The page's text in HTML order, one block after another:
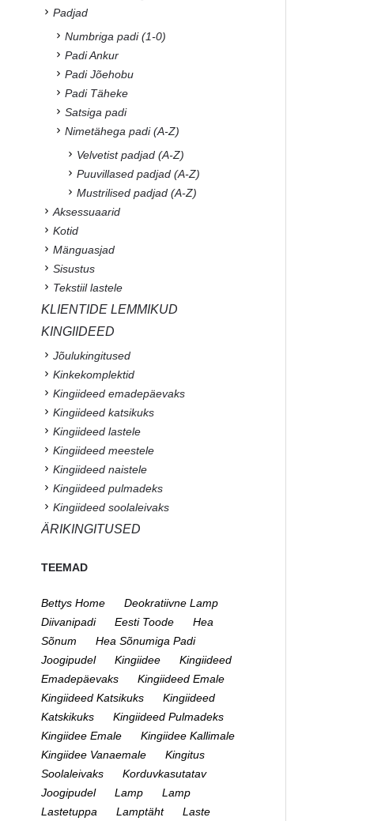
Padjad
Numbriga padi (1-0)
Padi Ankur
Padi Jõehobu
Padi Täheke
Satsiga padi
Nimetähega padi (A-Z)
Velvetist padjad (A-Z)
Puuvillased padjad (A-Z)
Mustrilised padjad (A-Z)
Aksessuaarid
Kotid
Mänguasjad
Sisustus
Tekstiil lastele
KLIENTIDE LEMMIKUD
KINGIIDEED
Jõulukingitused
Kinkekomplektid
Kingiideed emadepäevaks
Kingiideed katsikuks
Kingiideed lastele
Kingiideed meestele
Kingiideed naistele
Kingiideed pulmadeks
Kingiideed soolaleivaks
ÄRIKINGITUSED
TEEMAD
Bettys Home
Deokratiivne Lamp
Diivanipadi
Eesti Toode
Hea
Sõnum
Hea Sõnumiga Padi
Joogipudel
Kingiidee
Kingiideed
Emadepäevaks
Kingiideed Emale
Kingiideed Katsikuks
Kingiideed
Katskikuks
Kingiideed Pulmadeks
Kingiidee Emale
Kingiidee Kallimale
Kingiidee Vanaemale
Kingitus
Soolaleivaks
Korduvkasutatav
Joogipudel
Lamp
Lamp
Lastetuppa
Lamptäht
Laste